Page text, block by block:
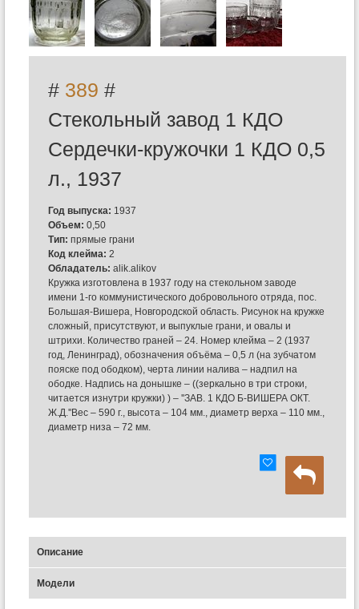
# 389 #
Стекольный завод 1 КДО
Сердечки-кружочки 1 КДО 0,5
л., 1937
Год выпуска: 1937
Объем: 0,50
Тип: прямые грани
Код клейма: 2
Обладатель: alik.alikov
Кружка изготовлена в 1937 году на стекольном заводе
имени 1-го коммунистического добровольного отряда, пос.
Большая-Вишера, Новгородской область. Рисунок на кружке
сложный, присутствуют, и выпуклые грани, и овалы и
штрихи. Количество граней – 24. Номер клейма – 2 (1937
год, Ленинград), обозначения объёма – 0,5 л (на зубчатом
пояске под ободком), черта линии налива – надпил на
ободке. Надпись на донышке – ((зеркально в три строки,
читается изнутри кружки) ) – ''ЗАВ. 1 КДО Б-ВИШЕРА ОКТ.
Ж.Д.''Вес – 590 г., высота – 104 мм., диаметр верха – 110 мм.,
диаметр низа – 72 мм.
Описание
Модели